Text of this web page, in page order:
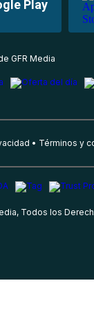
Play
GFR Media
Términos y
Todos los